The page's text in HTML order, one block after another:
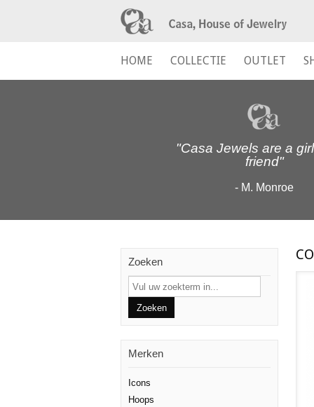
HOME COLLECTIE OUTLET
"Casa Jewels are a
friend"
- M. Monroe
Zoeken
Merken
Icons
Hoops